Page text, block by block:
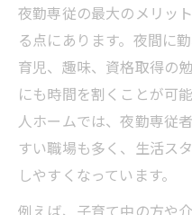
夜勤専従という
成長の瞬間
夜勤専従とい
ピソード集
夜勤専従という
ント早見表
夜勤専従の最大のメリッ
る点にあります。夜間に
育児、趣味、資格取得の
にも時間を割くことが可
人ホームでは、夜勤専従
すい職場も多く、生活ス
しやすくなっています。
例えば、子育て中の方や